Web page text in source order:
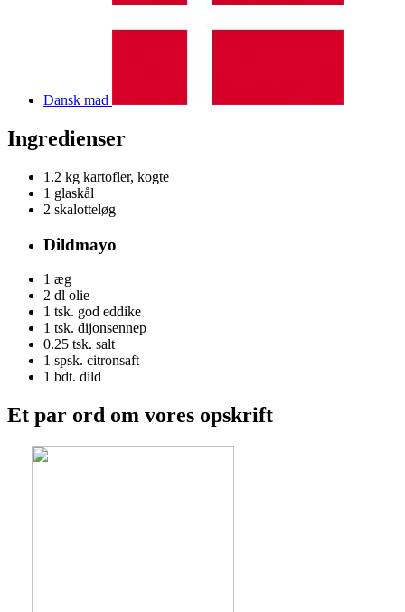
Dansk mad
Ingredienser
1.2 kg kartofler, kogte
1 glaskål
2 skalotteløg
Dildmayo
1 æg
2 dl olie
1 tsk. god eddike
1 tsk. dijonsennep
0.25 tsk. salt
1 spsk. citronsaft
1 bdt. dild
Et par ord om vores opskrift